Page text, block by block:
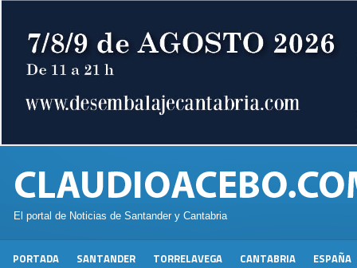
El portal de Noticias de Santander y Cantabria
PORTADA SANTANDER TORRELAVEGA CANTABRIA ESPAÑA